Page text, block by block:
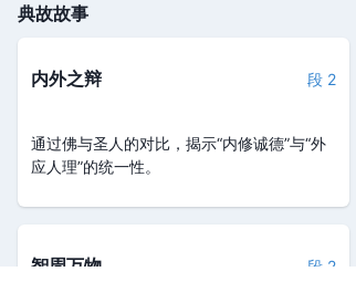
典故故事
内外之辩 段 2
通过佛与圣人的对比，揭示“内修诚德”与“外
应人理”的统一性。
智周万物 段 2